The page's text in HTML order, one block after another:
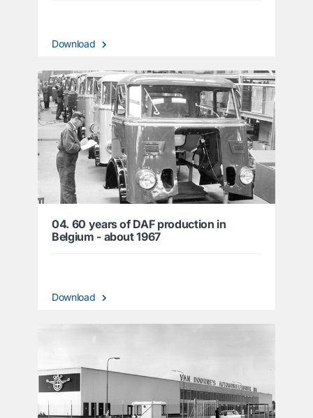
Download
04. 60 years of DAF production in
Belgium - about 1967
Download